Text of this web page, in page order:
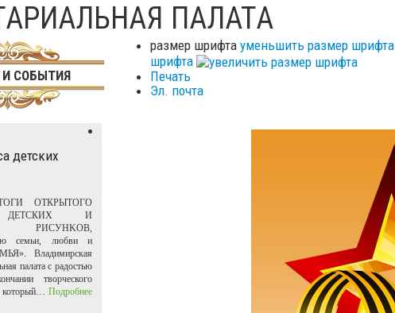
ПАЛАТА
И СОБЫТИЯ
детских
ОТКРЫТОГО
ДЕТСКИХ И
семьи, любви и
Владимирская
палата с радостью
творческого
который… Подробнее
размер шрифта уменьшить размер шрифта
шрифта
Печать
Эл. почта